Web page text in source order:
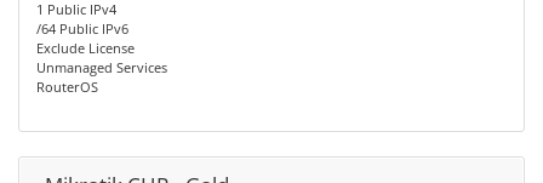
1 Public IPv4
/64 Public IPv6
Exclude License
Unmanaged Services
RouterOS